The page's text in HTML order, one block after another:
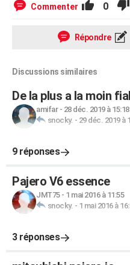
Commenter 0
Répondre
Discussions similaires
De la plus a la moin
amifar- 28 déc. 2019 à 15:18
snocky. - 29 déc. 2019 à
9 réponses
Pajero V6 essence
JMT75- 1 mai 2016 à 11:55
snocky. - 1 mai 2016 à
3 réponses